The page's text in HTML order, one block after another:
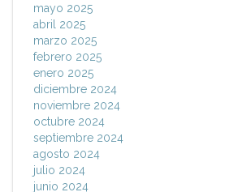
mayo 2025
abril 2025
marzo 2025
febrero 2025
enero 2025
diciembre 2024
noviembre 2024
octubre 2024
septiembre 2024
agosto 2024
julio 2024
junio 2024